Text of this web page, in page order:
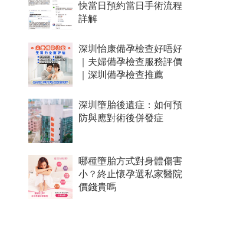
快當日預約當日手術流程
詳解
深圳怡康備孕檢查好唔好
｜夫婦備孕檢查服務評價
｜深圳備孕檢查推薦
深圳墮胎後遺症：如何預
防與應對術後併發症
哪種墮胎方式對身體傷害
小？終止懷孕選私家醫院
價錢貴嗎